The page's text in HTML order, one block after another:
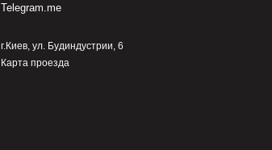
Telegram.me
г.Киев, ул. Будиндустрии, 6
Карта проезда